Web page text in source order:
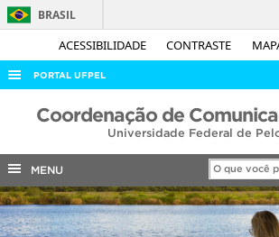
ACESSIBILIDADE CONTRASTE
BRASIL
Acesso
PORTAL UFPEL
ACESSO À INFORMAÇÃO
COBALTO
CONCURSOS
EDITAIS
Coordenação de
Universidade Federal de
MENU